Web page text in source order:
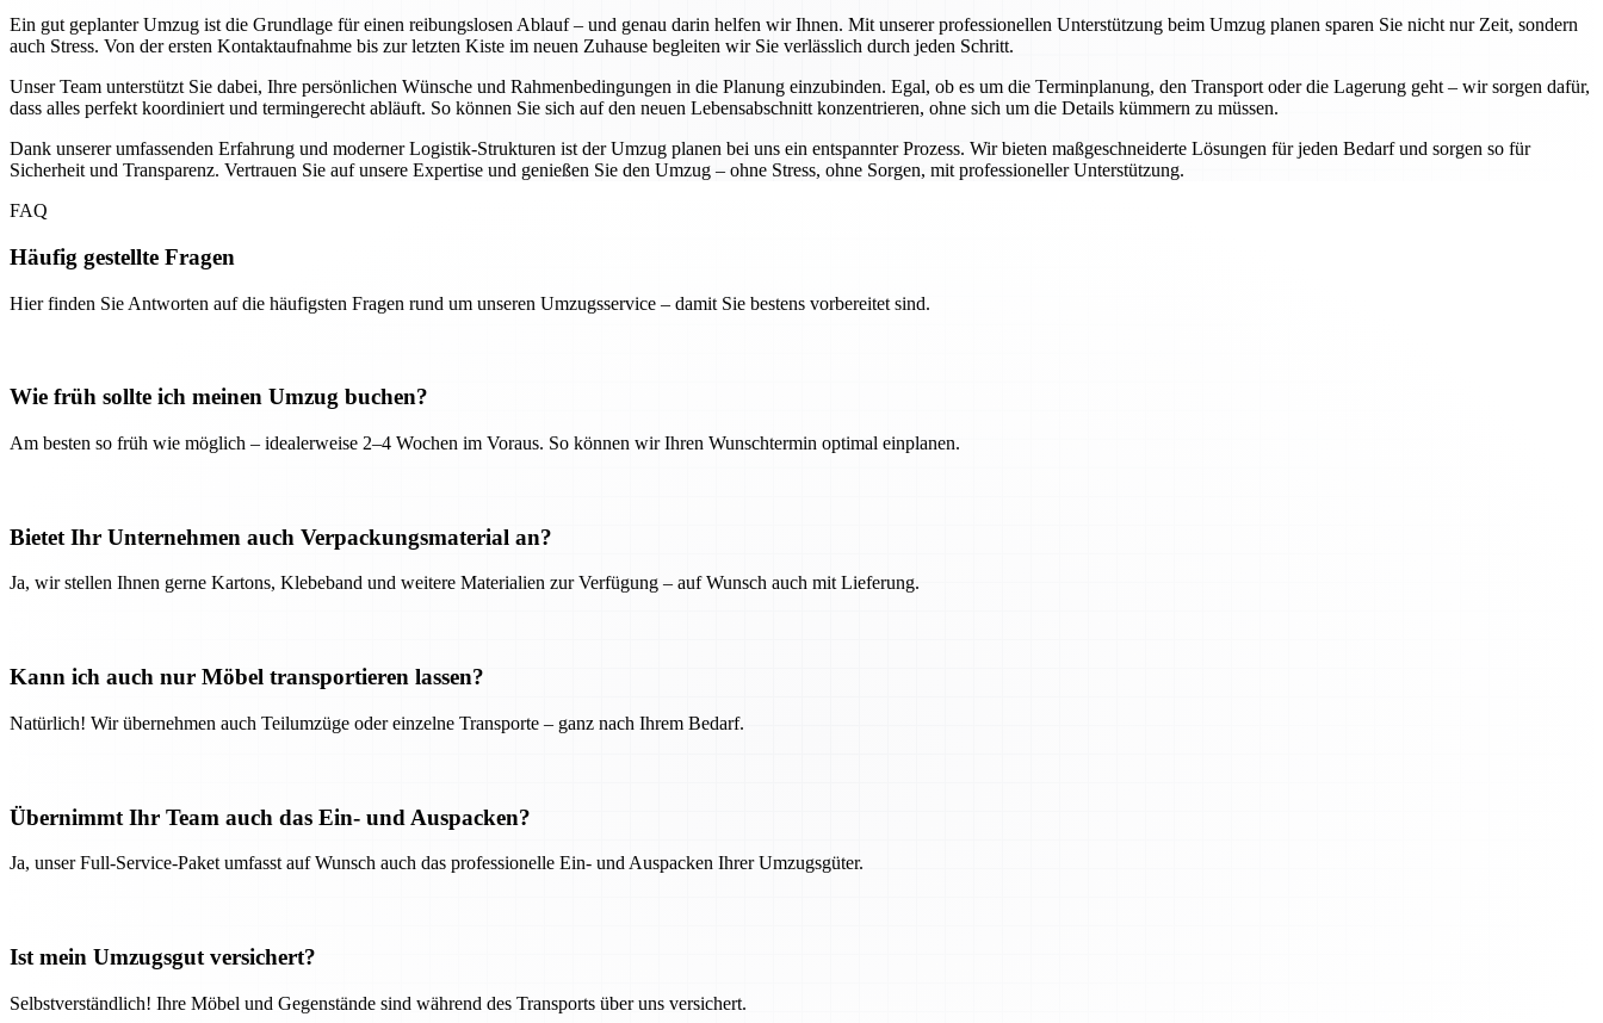
Ein gut geplanter Umzug ist die Grundlage für einen reibungslosen Ablauf – und genau darin helfen wir Ihnen. Mit unserer professionellen Unterstützung beim Umzug planen sparen Sie nicht nur Zeit, sondern
auch Stress. Von der ersten Kontaktaufnahme bis zur letzten Kiste im neuen Zuhause begleiten wir Sie verlässlich durch jeden Schritt.
Unser Team unterstützt Sie dabei, Ihre persönlichen Wünsche und Rahmenbedingungen in die Planung einzubinden. Egal, ob es um die Terminplanung, den Transport oder die Lagerung geht – wir sorgen dafür,
dass alles perfekt koordiniert und termingerecht abläuft. So können Sie sich auf den neuen Lebensabschnitt konzentrieren, ohne sich um die Details kümmern zu müssen.
Dank unserer umfassenden Erfahrung und moderner Logistik-Strukturen ist der Umzug planen bei uns ein entspannter Prozess. Wir bieten maßgeschneiderte Lösungen für jeden Bedarf und sorgen so für
Sicherheit und Transparenz. Vertrauen Sie auf unsere Expertise und genießen Sie den Umzug – ohne Stress, ohne Sorgen, mit professioneller Unterstützung.
FAQ
Häufig gestellte Fragen
Hier finden Sie Antworten auf die häufigsten Fragen rund um unseren Umzugsservice – damit Sie bestens vorbereitet sind.
Wie früh sollte ich meinen Umzug buchen?
Am besten so früh wie möglich – idealerweise 2–4 Wochen im Voraus. So können wir Ihren Wunschtermin optimal einplanen.
Bietet Ihr Unternehmen auch Verpackungsmaterial an?
Ja, wir stellen Ihnen gerne Kartons, Klebeband und weitere Materialien zur Verfügung – auf Wunsch auch mit Lieferung.
Kann ich auch nur Möbel transportieren lassen?
Natürlich! Wir übernehmen auch Teilumzüge oder einzelne Transporte – ganz nach Ihrem Bedarf.
Übernimmt Ihr Team auch das Ein- und Auspacken?
Ja, unser Full-Service-Paket umfasst auf Wunsch auch das professionelle Ein- und Auspacken Ihrer Umzugsgüter.
Ist mein Umzugsgut versichert?
Selbstverständlich! Ihre Möbel und Gegenstände sind während des Transports über uns versichert.